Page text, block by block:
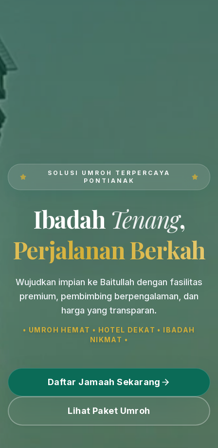
SOLUSI UMROH TERPERCAYA
PONTIANAK
Ibadah Tenang,
Perjalanan Berkah
Wujudkan impian ke Baitullah dengan fasilitas
premium, pembimbing berpengalaman, dan
harga yang transparan.
• UMROH HEMAT • HOTEL DEKAT • IBADAH
NIKMAT •
Daftar Jamaah Sekarang
Lihat Paket Umroh